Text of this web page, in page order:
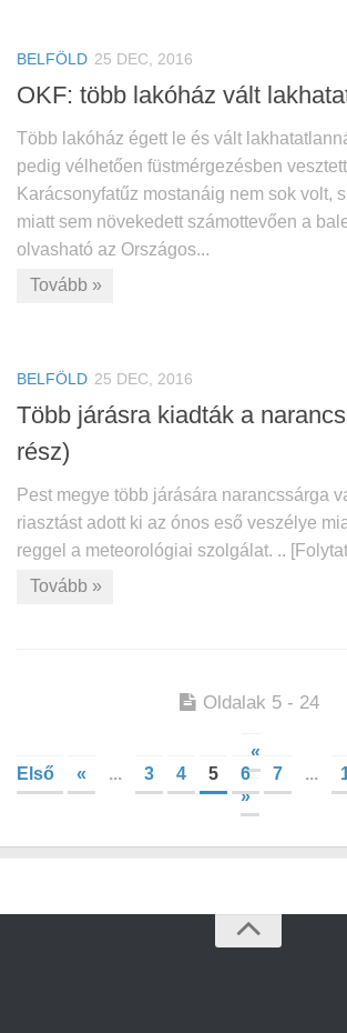
BELFÖLD 25 DEC, 2016
OKF: több lakóház vált
Több lakóház égett le és vált
pedig vélhetően füstmérgezésben
Karácsonyfatűz mostanáig nem sok volt,
miatt sem növekedett számottevően a
olvasható az Országos...
Tovább »
BELFÖLD 25 DEC, 2016
Több járásra kiadták a
rész)
Pest megye több járására narancssárga
riasztást adott ki az ónos eső veszélye
reggel a meteorológiai szolgálat. ..
Tovább »
Oldalak 5 - 24
«
Első
« ... 3 4 5 6 7 ...
»